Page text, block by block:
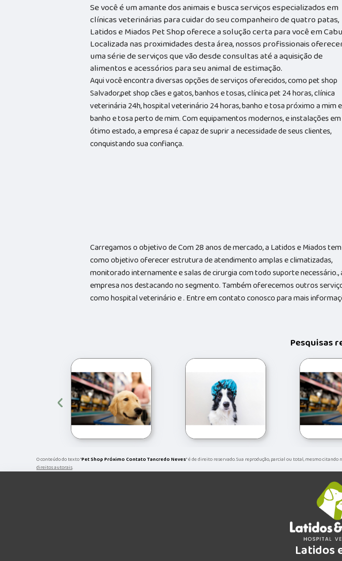
Se você é um amante dos animais e busca serviços especializados em
clínicas veterinárias para cuidar do seu companheiro de quatro patas,
Latidos e Miados Pet Shop oferece a solução certa para você em
Localizada nas proximidades desta área, nossos profissionais
uma série de serviços que vão desde consultas até a aquisição de
alimentos e acessórios para seu animal de estimação.
Aqui você encontra diversas opções de serviços oferecidos, como pet shop
Salvador,pet shop cães e gatos, banhos e tosas, clínica pet 24 horas, clínica
veterinária 24h, hospital veterinário 24 horas, banho e tosa próximo a mim e
banho e tosa perto de mim. Com equipamentos modernos, e instalações em
ótimo estado, a empresa é capaz de suprir a necessidade de seus clientes,
conquistando sua confiança.
Carregamos o objetivo de Com 28 anos de mercado, a Latidos e Miados tem
como objetivo oferecer estrutura de atendimento amplas e climatizadas,
monitorado internamente e salas de cirurgia com todo suporte necessário.,
empresa nos destacando no segmento. Também oferecemos outros
como hospital veterinário e . Entre em contato conosco para mais
Pesquisas
‹
O conteúdo do texto "Pet Shop Próximo Contato Tancredo Neves" é de direito reservado. Sua reprodução, parcial ou total, mesmo
direitos autorais.
Latidos